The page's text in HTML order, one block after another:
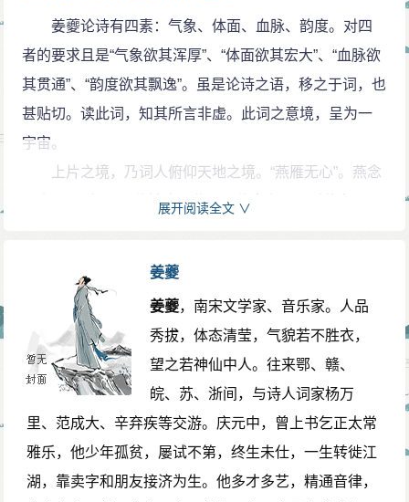
姜夔论诗有四素：气象、体面、血脉、韵度。对四
者的要求且是“气象欲其浑厚”、“体面欲其宏大”、“血脉欲
其贯通”、“韵度欲其飘逸”。虽是论诗之语，移之于词，也
甚贴切。读此词，知其所言非虚。此词之意境，呈为一
宇宙。
上片之境，乃词人俯仰天地之境。“燕雁无心”。燕念
平声（yān烟），北地也。燕雁即北来之雁。时值冬天，
象我曹，天涯迢递翼应劳。”《京口》：“雁频辞蓟北。”
《金陵道》：“北雁行行直。”《雁》：“南北路何长。”白
石诗词亦多咏雁，诗如《雁图》、《除夜》，词如《浣
溪沙》及此词。可能与他多年居无定所，浪迹江湖的感
受及对龟蒙的万分心仪有关。劈头写入空中之燕雁，正
是暗喻飘泊之人生。无心即无机心，犹言纯任天然。点
出燕雁随季节而飞之无心，则又喻示自己性情之纯任天
然。此亦化用龟蒙诗意。陆龟蒙《秋赋有期因寄袭
展开阅读全文 ∨
姜夔
姜夔，南宋文学家、音乐家。人品
秀拔，体态清莹，气貌若不胜衣，
望之若神仙中人。往来鄂、赣、
皖、苏、浙间，与诗人词家杨万
里、范成大、辛弃疾等交游。庆元中，曾上书乞正太常
雅乐，他少年孤贫，屡试不第，终生未仕，一生转徙江
湖，靠卖字和朋友接济为生。他多才多艺，精通音律，